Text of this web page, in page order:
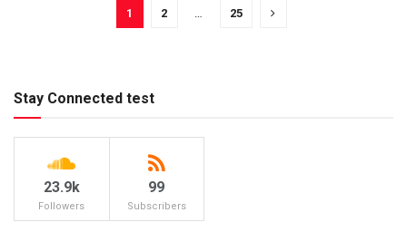
1 2 25
Stay Connected test
23.9k
Followers
99
Subscribers